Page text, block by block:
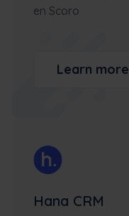
en Scoro
Learn more
Hana CRM